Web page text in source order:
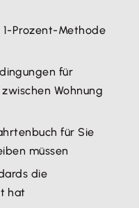
1-Prozent-Methode
für
Wohnung
für Sie
müssen
die
hat